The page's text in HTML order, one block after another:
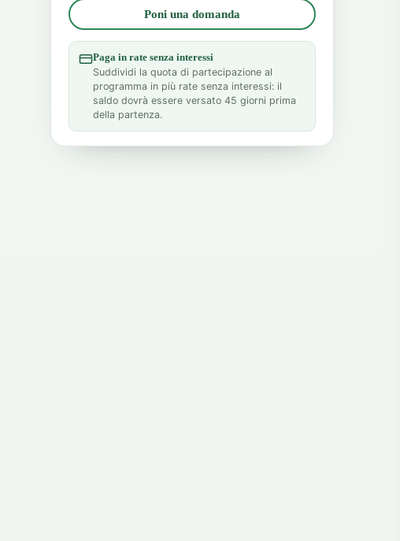
Poni una domanda
Paga in rate senza interessi
Suddividi la quota di partecipazione al
programma in più rate senza interessi: il
saldo dovrà essere versato 45 giorni prima
della partenza.